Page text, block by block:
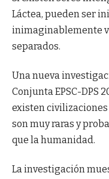
Láctea, pueden ser
inimaginablemente
separados.
Una nueva
Conjunta EPSC-DPS
existen
son muy raras y
que la humanidad.
La investigación